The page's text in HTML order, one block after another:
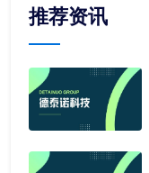
推荐资讯